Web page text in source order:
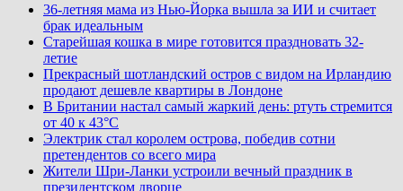
36-летняя мама из Нью-Йорка вышла за ИИ и считает
брак идеальным
Старейшая кошка в мире готовится праздновать 32-
летие
Прекрасный шотландский остров с видом на Ирландию
продают дешевле квартиры в Лондоне
В Британии настал самый жаркий день: ртуть стремится
от 40 к 43°C
Электрик стал королем острова, победив сотни
претендентов со всего мира
Жители Шри-Ланки устроили вечный праздник в
президентском дворце